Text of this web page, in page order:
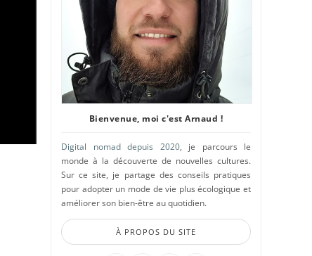
Bienvenue, moi c'est Arnaud !
Digital nomad depuis 2020, je parcours le
monde à la découverte de nouvelles cultures.
Sur ce site, je partage des conseils pratiques
pour adopter un mode de vie plus écologique et
améliorer son bien-être au quotidien.
À PROPOS DU SITE